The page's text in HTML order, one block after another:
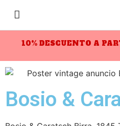
10% DESCUENTO A
Bosio &